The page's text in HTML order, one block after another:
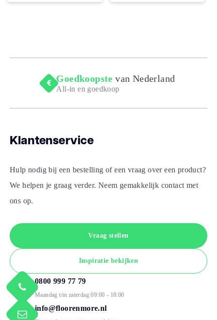
Goedkoopste van Nederland
All-in en goedkoop
Klantenservice
Hulp nodig bij een bestelling of een vraag over een product?
We helpen je graag verder. Neem gemakkelijk contact met
ons op.
Vraag stellen
Inspiratie bekijken
0800 999 77 79
Maandag t/m zaterdag 09:00 - 18:00
info@floorenmore.nl